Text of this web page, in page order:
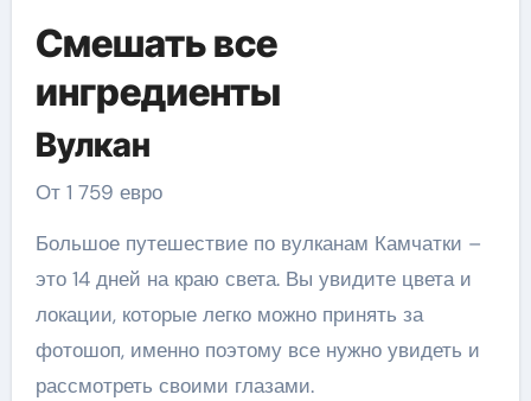
Смешать все
ингредиенты
Вулкан
От 1 759 евро
Большое путешествие по вулканам Камчатки –
это 14 дней на краю света. Вы увидите цвета и
локации, которые легко можно принять за
фотошоп, именно поэтому все нужно увидеть и
рассмотреть своими глазами.